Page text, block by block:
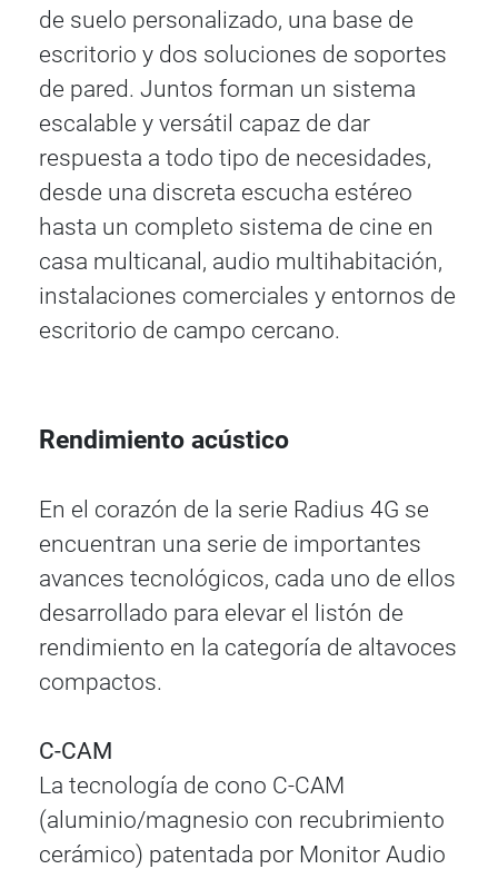
de suelo personalizado, una base de
escritorio y dos soluciones de soportes
de pared. Juntos forman un sistema
escalable y versátil capaz de dar
respuesta a todo tipo de necesidades,
desde una discreta escucha estéreo
hasta un completo sistema de cine en
casa multicanal, audio multihabitación,
instalaciones comerciales y entornos de
escritorio de campo cercano.
Rendimiento acústico
En el corazón de la serie Radius 4G se
encuentran una serie de importantes
avances tecnológicos, cada uno de ellos
desarrollado para elevar el listón de
rendimiento en la categoría de altavoces
compactos.
C-CAM
La tecnología de cono C-CAM
(aluminio/magnesio con recubrimiento
cerámico) patentada por Monitor Audio